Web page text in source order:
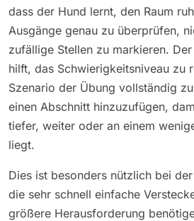
dass der Hund lernt, den Raum
Ausgänge genau zu überprüfen,
zufällige Stellen zu markieren.
hilft, das Schwierigkeitsniveau zu
Szenario der Übung vollständig
einen Abschnitt hinzuzufügen,
tiefer, weiter oder an einem
liegt.
Dies ist besonders nützlich bei
die sehr schnell einfache
größere Herausforderung